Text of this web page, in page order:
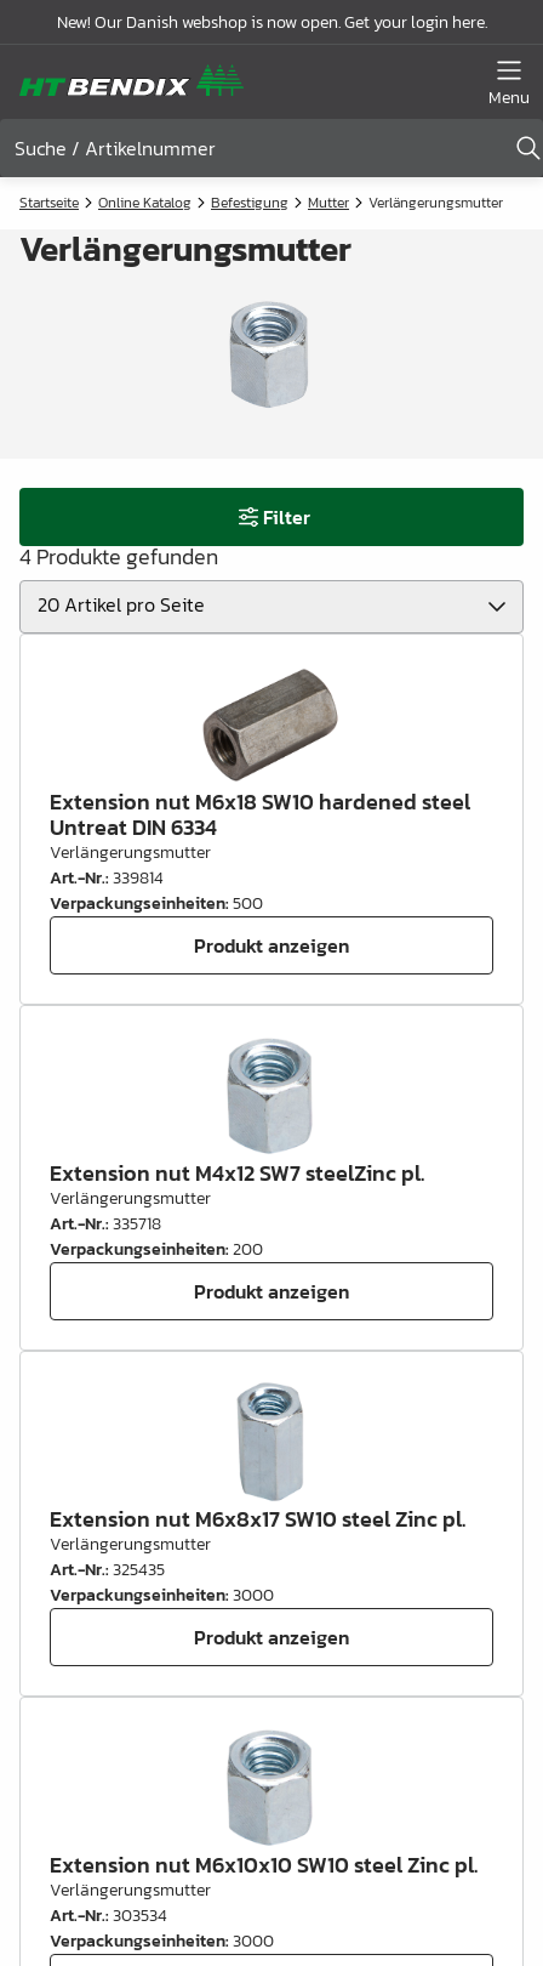
New! Our Danish webshop is now open. Get your login here.
Menu
Startseite Online Katalog Befestigung Mutter Verlängerungsmutter
Verlängerungsmutter
Filter
4 Produkte gefunden
Extension nut M6x18 SW10 hardened steel
Untreat DIN 6334
Verlängerungsmutter
Art.-Nr.:339814
Verpackungseinheiten:500
Produkt anzeigen
Extension nut M4x12 SW7 steelZinc pl.
Verlängerungsmutter
Art.-Nr.:335718
Verpackungseinheiten:200
Produkt anzeigen
Extension nut M6x8x17 SW10 steel Zinc pl.
Verlängerungsmutter
Art.-Nr.:325435
Verpackungseinheiten:3000
Produkt anzeigen
Extension nut M6x10x10 SW10 steel Zinc pl.
Verlängerungsmutter
Art.-Nr.:303534
Verpackungseinheiten:3000